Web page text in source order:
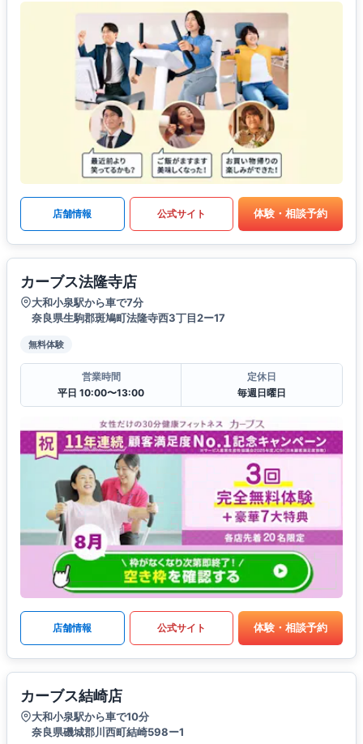
店舗情報 公式サイト 体験・相談予約
カーブス法隆寺店
大和小泉駅から車で7分
奈良県生駒郡斑鳩町法隆寺西3丁目2ー17
無料体験
営業時間
平日 10:00〜13:00
定休日
毎週日曜日
店舗情報 公式サイト 体験・相談予約
カーブス結崎店
大和小泉駅から車で10分
奈良県磯城郡川西町結崎598ー1